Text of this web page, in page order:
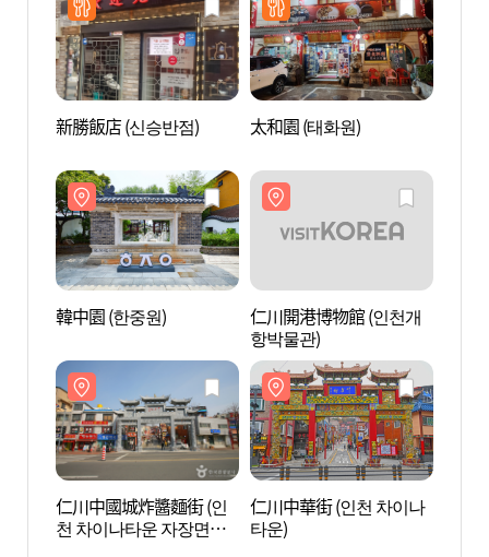
新勝飯店 (신승반점) 太和園 (태화원)
韓中園 (한중원)
仁川開港博物館 (인천개
항박물관)
仁川中國城炸醬麵街 (인
천 차이나타운 자장면거
仁川中華街 (인천 차이나
타운)